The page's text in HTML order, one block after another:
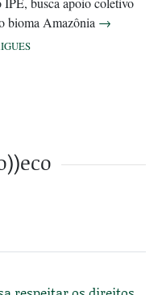
bioma Amazônia →